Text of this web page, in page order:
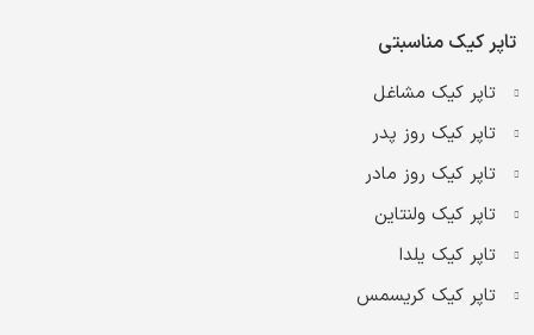
تاپر کیک مناسبتی
تاپر کیک مشاغل
تاپر کیک روز پدر
تاپر کیک روز مادر
تاپر کیک ولنتاین
تاپر کیک یلدا
تاپر کیک کریسمس